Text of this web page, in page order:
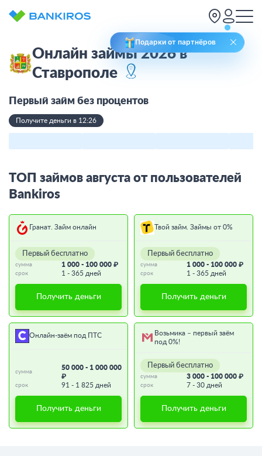
Подарки от партнёров
Онлайн займы 2026 в
Ставрополе
Первый займ без процентов
Получите деньги в 12:26
ТОП займов августа от пользователей
Bankiros
Гранат. Займ онлайн
Первый бесплатно
сумма 1 000 - 100 000 ₽
срок 1 - 365 дней
Получить деньги
Твой займ. Займы от 0%
Первый бесплатно
сумма 1 000 - 100 000 ₽
срок 1 - 365 дней
Получить деньги
Онлайн-заём под ПТС
сумма
50 000 - 1 000 000
₽
срок 91 - 1 825 дней
Получить деньги
Возьмика – первый заём
под 0%!
Первый бесплатно
сумма 3 000 - 100 000 ₽
срок 7 - 30 дней
Получить деньги